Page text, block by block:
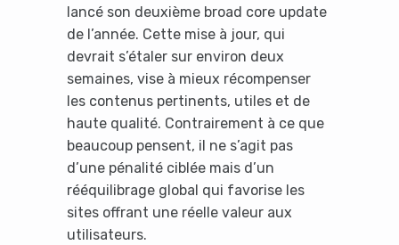
lancé son deuxième broad core update
de l’année. Cette mise à jour, qui
devrait s’étaler sur environ deux
semaines, vise à mieux récompenser
les contenus pertinents, utiles et de
haute qualité. Contrairement à ce que
beaucoup pensent, il ne s’agit pas
d’une pénalité ciblée mais d’un
rééquilibrage global qui favorise les
sites offrant une réelle valeur aux
utilisateurs.